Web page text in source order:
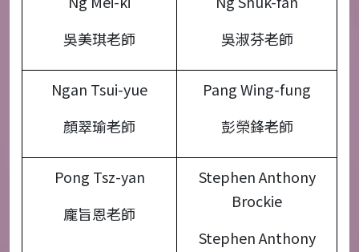
吳美琪老師
吳淑芬老師
Ngan Tsui-yue
顏翠瑜老師
Pang Wing-fung
彭榮鋒老師
Pong Tsz-yan
龐旨恩老師
Stephen Anthony
Brockie
Stephen Anthony